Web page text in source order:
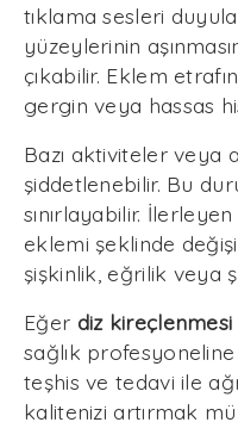
tıklama sesleri
yüzeylerinin
çıkabilir. Eklem
gergin veya hassas
Bazı aktiviteler veya
şiddetlenebilir. Bu
sınırlayabilir.
eklemi şeklinde
şişkinlik, eğrilik veya
Eğer diz
sağlık profesyoneline
teşhis ve tedavi ile
kalitenizi artırmak